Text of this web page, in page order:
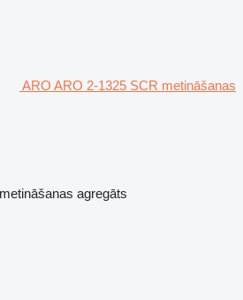
ARO ARO 2-1325 SCR metināšanas
agregāts